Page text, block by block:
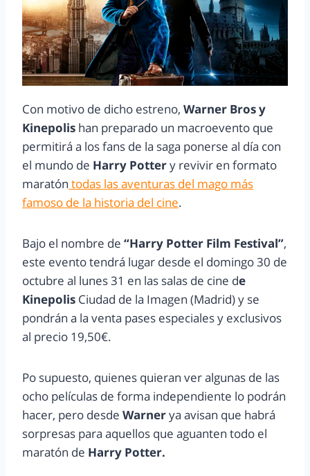
Con motivo de dicho estreno, Warner Bros y
Kinepolis han preparado un macroevento que
permitirá a los fans de la saga ponerse al día con
el mundo de Harry Pottery revivir en formato
maratón todas las aventuras del mago más
famoso de la historia del cine.
Bajo el nombre de “Harry Potter Film Festival”,
este evento tendrá lugar desde el domingo 30 de
octubre al lunes 31 en las salas de cine de
Kinepolis Ciudad de la Imagen (Madrid) y se
pondrán a la venta pases especiales y exclusivos
al precio 19,50€.
Po supuesto, quienes quieran ver algunas de las
ocho películas de forma independiente lo podrán
hacer, pero desde Warnerya avisan que habrá
sorpresas para aquellos que aguanten todo el
maratón de Harry Potter.